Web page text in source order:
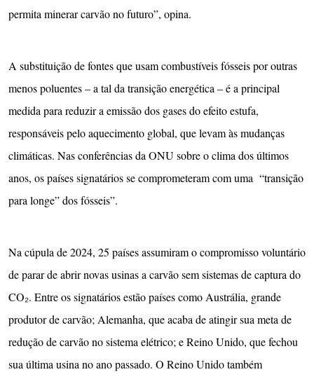
permita minerar carvão no futuro”, opina.
A substituição de fontes que usam combustíveis fósseis por outras
menos poluentes – a tal da transição energética – é a principal
medida para reduzir a emissão dos gases do efeito estufa,
responsáveis pelo aquecimento global, que levam às mudanças
climáticas. Nas conferências da ONU sobre o clima dos últimos
anos, os países signatários se comprometeram com uma “transição
para longe” dos fósseis”.
Na cúpula de 2024, 25 países assumiram o compromisso voluntário
de parar de abrir novas usinas a carvão sem sistemas de captura do
CO₂. Entre os signatários estão países como Austrália, grande
produtor de carvão; Alemanha, que acaba de atingir sua meta de
redução de carvão no sistema elétrico; e Reino Unido, que fechou
sua última usina no ano passado. O Reino Unido também